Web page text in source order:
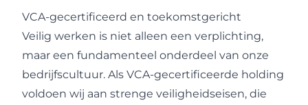
VCA-gecertificeerd en toekomstgericht
Veilig werken is niet alleen een verplichting,
maar een fundamenteel onderdeel van onze
bedrijfscultuur. Als VCA-gecertificeerde holding
voldoen wij aan strenge veiligheidseisen, die